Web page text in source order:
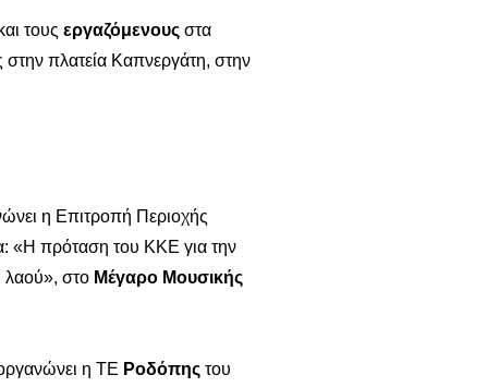
τους εργαζόμενους στα
στην πλατεία Καπνεργάτη, στην
η Επιτροπή Περιοχής
«Η πρόταση του ΚΚΕ για την
λαού», στο Μέγαρο Μουσικής
η ΤΕ Ροδόπης του